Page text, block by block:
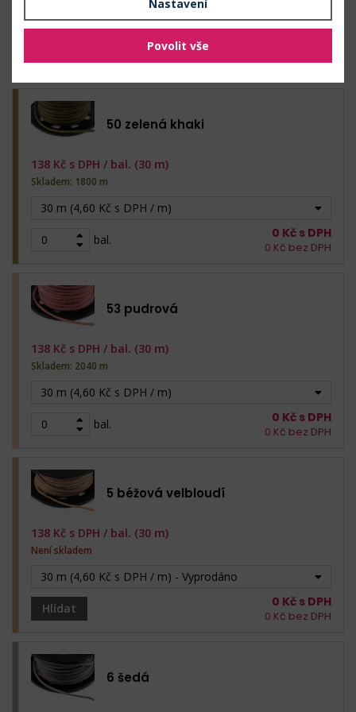
30 m (4,60 Kč s DPH / m)
0Kč bez DPH
50 zelená khaki
30 m (4,60 Kč s DPH / m)
bal.
138 Kč s DPH / bal. (30 m)
Skladem: 1800 m
0 Kč s DPH
0 Kč bez DPH
53 pudrová
30 m (4,60 Kč s DPH / m)
bal.
138 Kč s DPH / bal. (30 m)
Skladem: 2040 m
0 Kč s DPH
0 Kč bez DPH
5 béžová velbloudí
30 m (4,60 Kč s DPH / m) - Vyprodáno
Hlídat
138 Kč s DPH / bal. (30 m)
Není skladem
0 Kč s DPH
0 Kč bez DPH
6 šedá
Nastavení
Povolit vše